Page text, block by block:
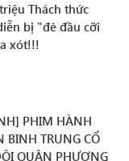
Thách thức
bị "đè đầu cỡi
xót!!!
PHIM HÀNH
BINH TRUNG CỔ
QUÂN PHƯƠNG